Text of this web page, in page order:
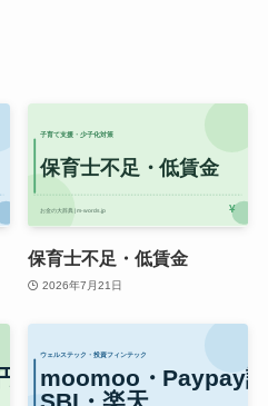
保育士不足・低賃金
2026年7月21日